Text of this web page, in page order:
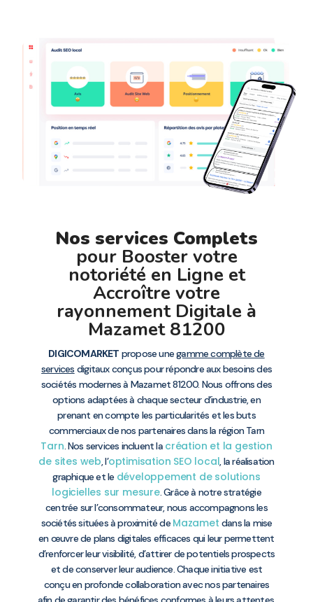
Nos services Complets
pour Booster votre
notoriété en Ligne et
Accroître votre
rayonnement Digitale à
Mazamet 81200
DIGICOMARKET propose unegamme complète de
services digitaux conçus pour répondre aux besoins des
sociétés modernes à Mazamet 81200. Nous offrons des
options adaptées à chaque secteur d’industrie, en
prenant en compte les particularités et les buts
commerciaux de nos partenaires dans la région Tarn
Tarn. Nos services incluent la création et la gestion
de sites web, l’optimisation SEO local, la réalisation
graphique et le développement de solutions
logicielles sur mesure. Grâce à notre stratégie
centrée sur l’consommateur, nous accompagnons les
sociétés situées à proximité de Mazamet dans la mise
en œuvre de plans digitales efficaces qui leur permettent
d’renforcer leur visibilité, d’attirer de potentiels prospects
et de conserver leur audience. Chaque initiative est
conçu en profonde collaboration avec nos partenaires